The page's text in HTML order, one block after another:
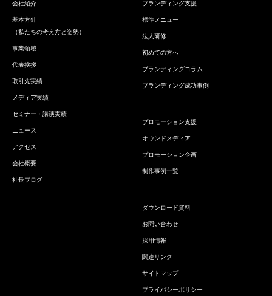
会社紹介
基本方針
（私たちの考え方と姿勢）
事業領域
代表挨拶
取引先実績
メディア実績
セミナー・講演実績
ニュース
アクセス
会社概要
社長ブログ
ブランディング支援
標準メニュー
法人研修
初めての方へ
ブランディングコラム
ブランディング成功事例
プロモーション支援
オウンドメディア
プロモーション企画
制作事例一覧
ダウンロード資料
お問い合わせ
採用情報
関連リンク
サイトマップ
プライバシーポリシー